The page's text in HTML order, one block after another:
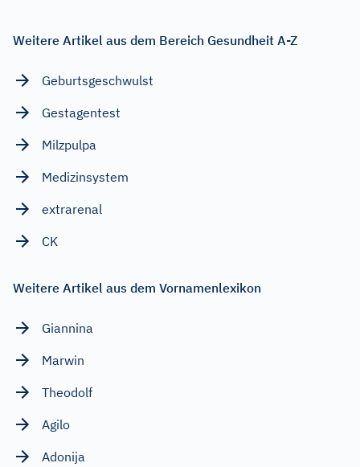
Weitere Artikel aus dem Bereich Gesundheit A-Z
Geburtsgeschwulst
Gestagentest
Milzpulpa
Medizinsystem
extrarenal
CK
Weitere Artikel aus dem Vornamenlexikon
Giannina
Marwin
Theodolf
Agilo
Adonija